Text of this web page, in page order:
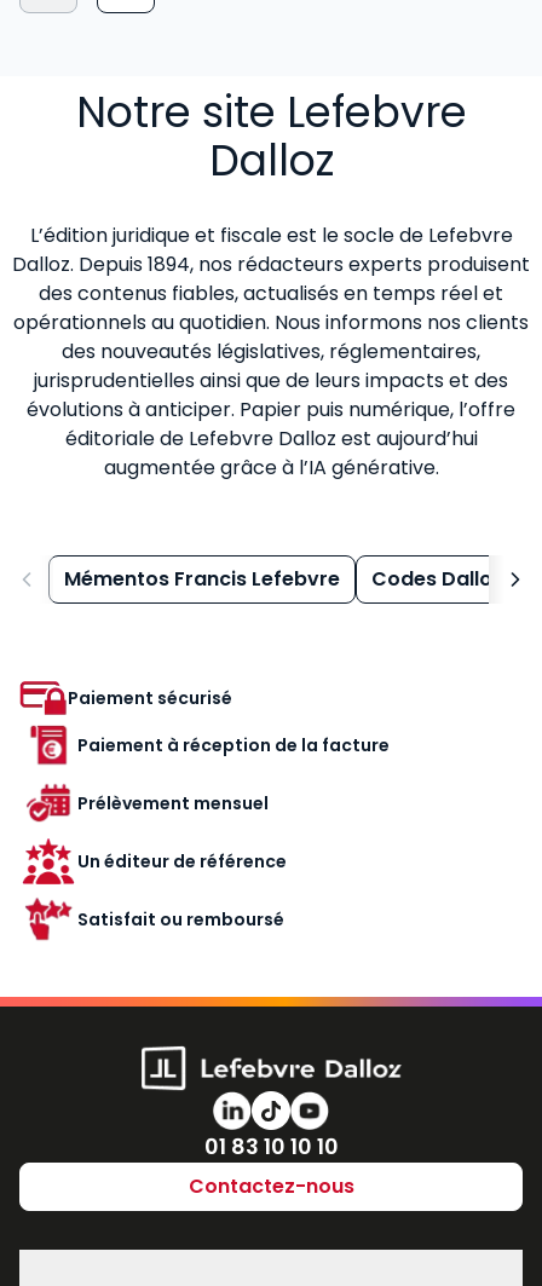
Notre site Lefebvre
Dalloz
L’édition juridique et fiscale est le socle de Lefebvre
Dalloz. Depuis 1894, nos rédacteurs experts produisent
des contenus fiables, actualisés en temps réel et
opérationnels au quotidien. Nous informons nos clients
des nouveautés législatives, réglementaires,
jurisprudentielles ainsi que de leurs impacts et des
évolutions à anticiper. Papier puis numérique, l’offre
éditoriale de Lefebvre Dalloz est aujourd’hui
augmentée grâce à l’IA générative.
Mémentos Francis Lefebvre Codes Dalloz
Paiement sécurisé
Paiement à réception de la facture
Prélèvement mensuel
Un éditeur de référence
Satisfait ou remboursé
Numéro de téléphone
01 83 10 10 10
Contactez-nous